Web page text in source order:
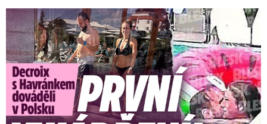
Exministryně s Havránkem dováděli v Polsku: První slova!